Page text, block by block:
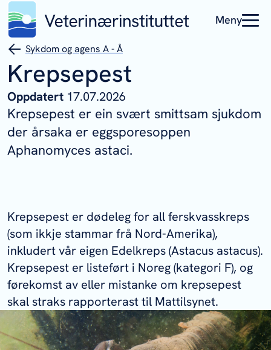
Meny
Sykdom og agens A - Å
Krepsepest
Oppdatert 17.07.2026
Krepsepest er ein svært smittsam sjukdom
der årsaka er eggsporesoppen
Aphanomyces astaci.
Krepsepest er dødeleg for all ferskvasskreps
(som ikkje stammar frå Nord-Amerika),
inkludert vår eigen Edelkreps (Astacus astacus).
Krepsepest er listeført i Noreg (kategori F), og
førekomst av eller mistanke om krepsepest
skal straks rapporterast til Mattilsynet.